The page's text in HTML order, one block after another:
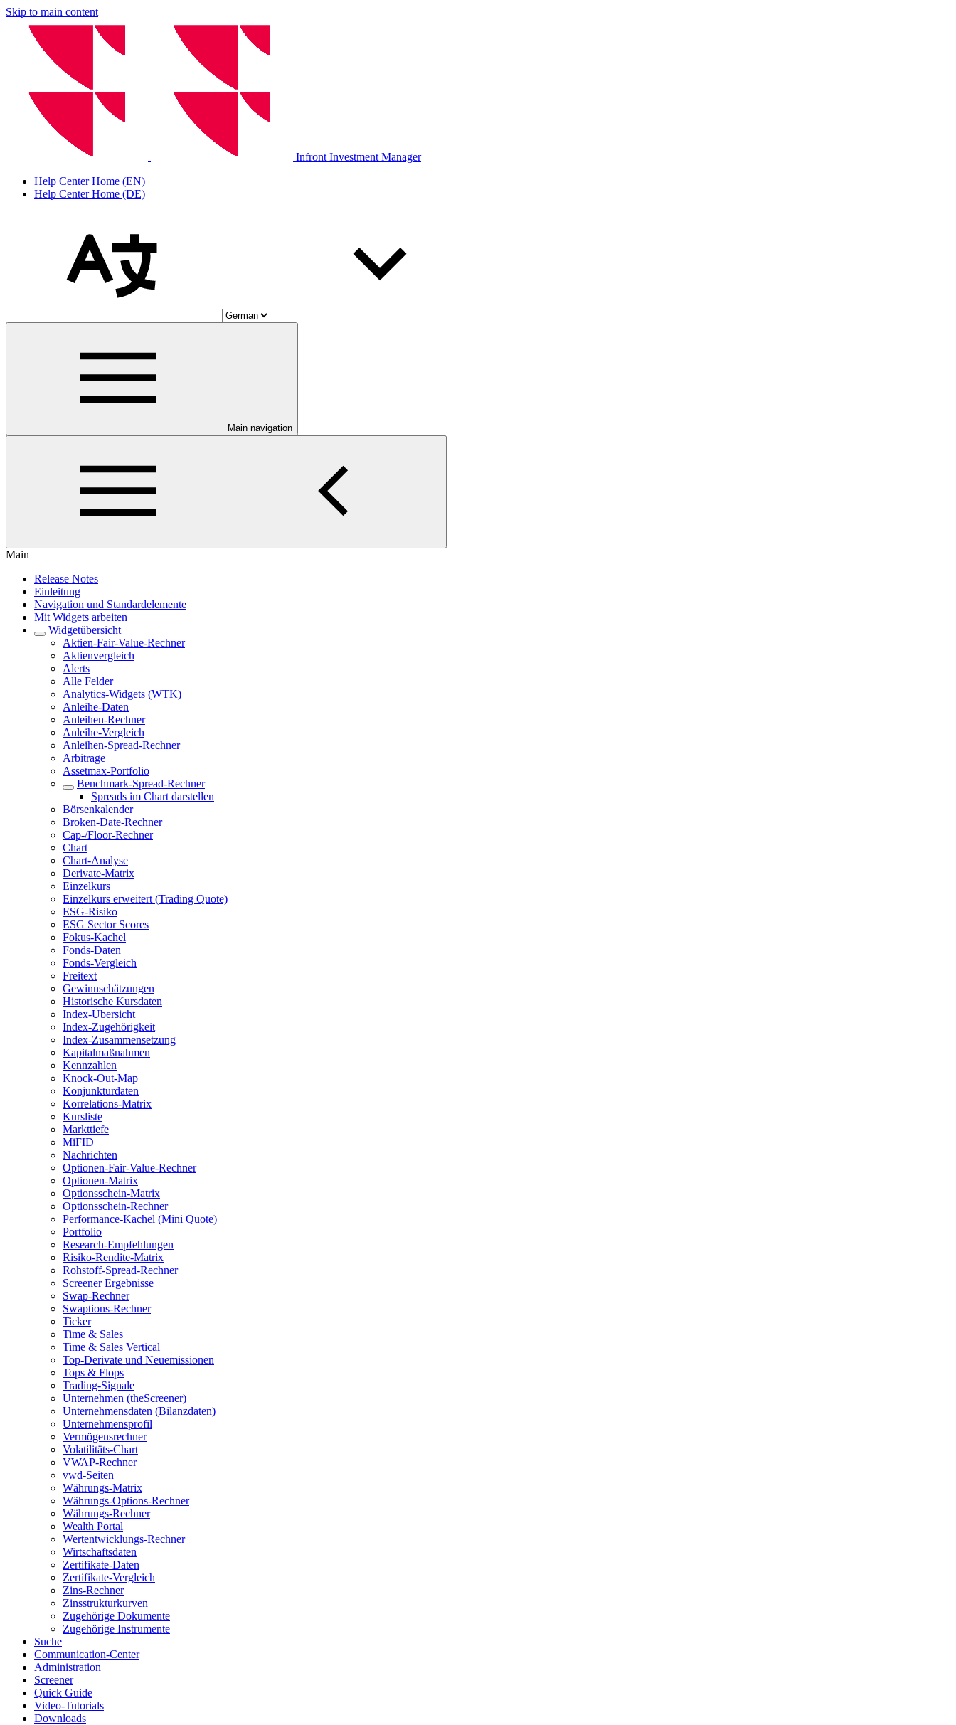
Skip to main content
Infront Investment Manager
Help Center Home (EN)
Help Center Home (DE)
Main navigation
Main
Release Notes
Einleitung
Navigation und Standardelemente
Mit Widgets arbeiten
Widgetübersicht
Aktien-Fair-Value-Rechner
Aktienvergleich
Alerts
Alle Felder
Analytics-Widgets (WTK)
Anleihe-Daten
Anleihen-Rechner
Anleihe-Vergleich
Anleihen-Spread-Rechner
Arbitrage
Assetmax-Portfolio
Benchmark-Spread-Rechner
Spreads im Chart darstellen
Börsenkalender
Broken-Date-Rechner
Cap-/Floor-Rechner
Chart
Chart-Analyse
Derivate-Matrix
Einzelkurs
Einzelkurs erweitert (Trading Quote)
ESG-Risiko
ESG Sector Scores
Fokus-Kachel
Fonds-Daten
Fonds-Vergleich
Freitext
Gewinnschätzungen
Historische Kursdaten
Index-Übersicht
Index-Zugehörigkeit
Index-Zusammensetzung
Kapitalmaßnahmen
Kennzahlen
Knock-Out-Map
Konjunkturdaten
Korrelations-Matrix
Kursliste
Markttiefe
MiFID
Nachrichten
Optionen-Fair-Value-Rechner
Optionen-Matrix
Optionsschein-Matrix
Optionsschein-Rechner
Performance-Kachel (Mini Quote)
Portfolio
Research-Empfehlungen
Risiko-Rendite-Matrix
Rohstoff-Spread-Rechner
Screener Ergebnisse
Swap-Rechner
Swaptions-Rechner
Ticker
Time & Sales
Time & Sales Vertical
Top-Derivate und Neuemissionen
Tops & Flops
Trading-Signale
Unternehmen (theScreener)
Unternehmensdaten (Bilanzdaten)
Unternehmensprofil
Vermögensrechner
Volatilitäts-Chart
VWAP-Rechner
vwd-Seiten
Währungs-Matrix
Währungs-Options-Rechner
Währungs-Rechner
Wealth Portal
Wertentwicklungs-Rechner
Wirtschaftsdaten
Zertifikate-Daten
Zertifikate-Vergleich
Zins-Rechner
Zinsstrukturkurven
Zugehörige Dokumente
Zugehörige Instrumente
Suche
Communication-Center
Administration
Screener
Quick Guide
Video-Tutorials
Downloads